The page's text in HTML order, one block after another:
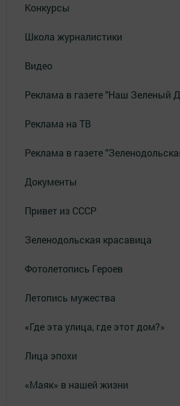
Конкурсы
Школа журналистики
Видео
Реклама в газете "Наш Зеленый
Реклама на ТВ
Реклама в газете
Документы
Привет из СССР
Зеленодольская красавица
Фотолетопись Героев
Летопись мужества
«Где эта улица, где этот дом?»
Лица эпохи
«Маяк» в нашей жизни